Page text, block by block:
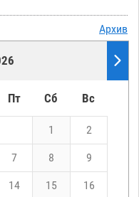
Архив
Пт Сб Вс
1 2
7 8 9
14 15 16